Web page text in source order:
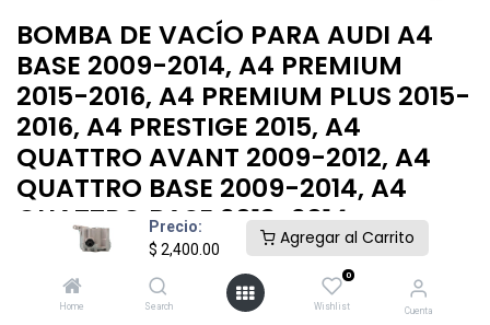
Precio:
$ 2,400.00
Agregar al Carrito
Home Search
0
Wishlist Cuenta
BOMBA DE VACÍO PARA AUDI A4
BASE 2009-2014, A4 PREMIUM
2015-2016, A4 PREMIUM PLUS 2015-
2016, A4 PRESTIGE 2015, A4
QUATTRO AVANT 2009-2012, A4
QUATTRO BASE 2009-2014, A4
QUATTRO BASE 2013-2014
BOMBA VACIO AUDI A4 09-16
2,400.00